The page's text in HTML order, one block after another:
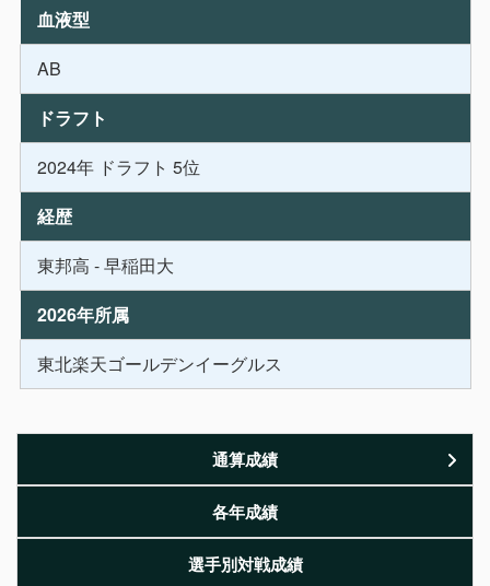
血液型
AB
ドラフト
2024年 ドラフト 5位
経歴
東邦高 - 早稲田大
2026年所属
東北楽天ゴールデンイーグルス
通算成績
各年成績
選手別対戦成績